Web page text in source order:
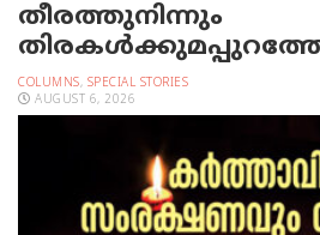
തീരത്തുനിന്നും
COLUMNS, SPECIAL STORIES
AUGUST 6, 2026